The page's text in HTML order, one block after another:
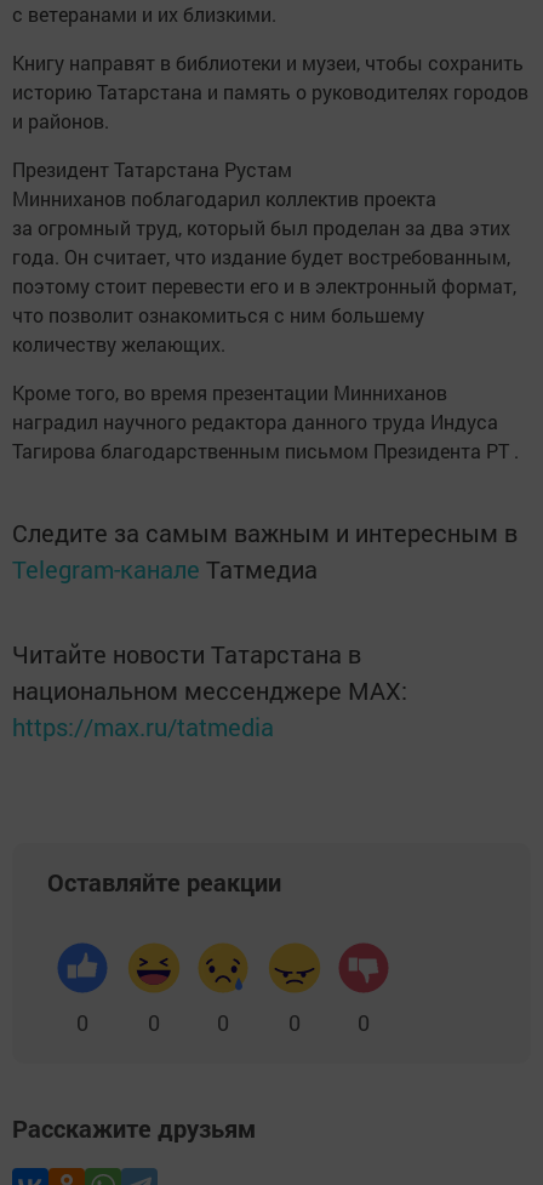
с ветеранами и их близкими.
Книгу направят в библиотеки и музеи, чтобы сохранить
историю Татарстана и память о руководителях городов
и районов.
Президент Татарстана Рустам
Минниханов поблагодарил коллектив проекта
за огромный труд, который был проделан за два этих
года. Он считает, что издание будет востребованным,
поэтому стоит перевести его и в электронный формат,
что позволит ознакомиться с ним большему
количеству желающих.
Кроме того, во время презентации Минниханов
наградил научного редактора данного труда Индуса
Тагирова благодарственным письмом Президента РТ .
Следите за самым важным и интересным в
Telegram-канале Татмедиа
Читайте новости Татарстана в
национальном мессенджере MАХ:
https://max.ru/tatmedia
Оставляйте реакции
0 0 0 0 0
Расскажите друзьям